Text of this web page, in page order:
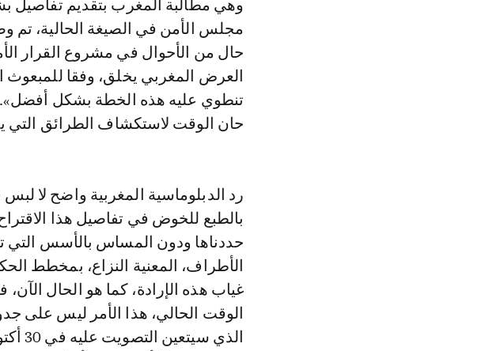
وهي مطالبة المغرب بتقديم تفاصيل
مجلس الأمن في الصيغة الحالية، تم
حال من الأحوال في مشروع القرار
العرض المغربي يخلق، وفقا للمبعوث
تنطوي عليه هذه الخطة بشكل أفضل».
حان الوقت لاستكشاف الطرائق
رد الدبلوماسية المغربية واضح لا
بالطبع للخوض في تفاصيل هذا
حددناها ودون المساس بالأسس التي
الأطراف، المعنية النزاع، بمخطط
غياب هذه الإرادة، كما هو الحال
الوقت الحالي، هذا الأمر ليس على
الذي